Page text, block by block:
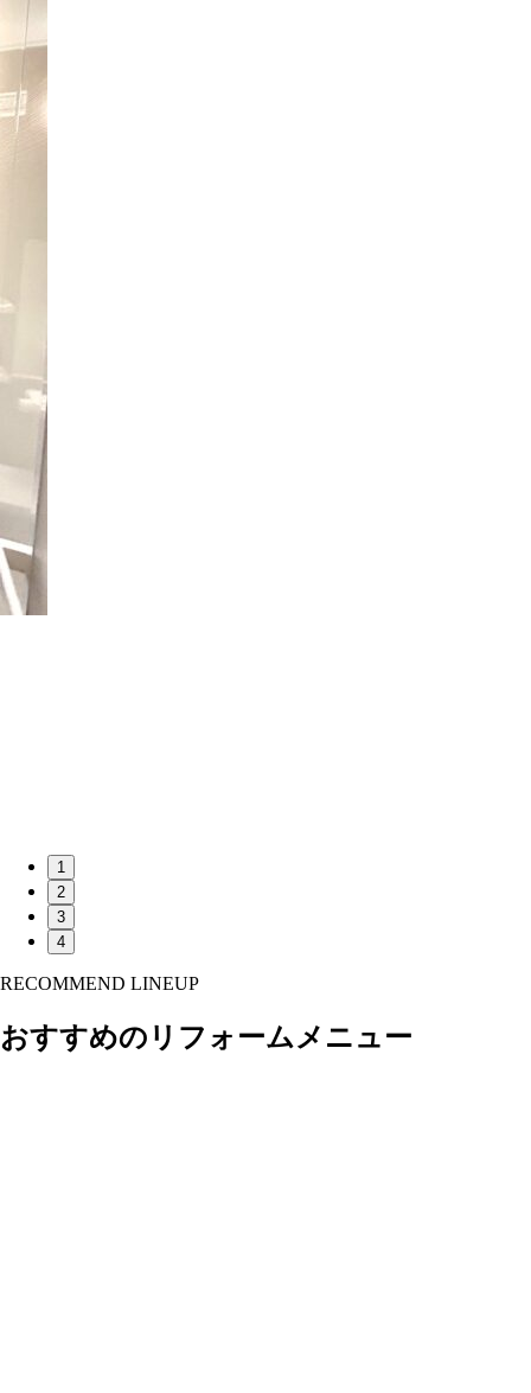
1
2
3
4
RECOMMEND LINEUP
おすすめのリフォームメニュー